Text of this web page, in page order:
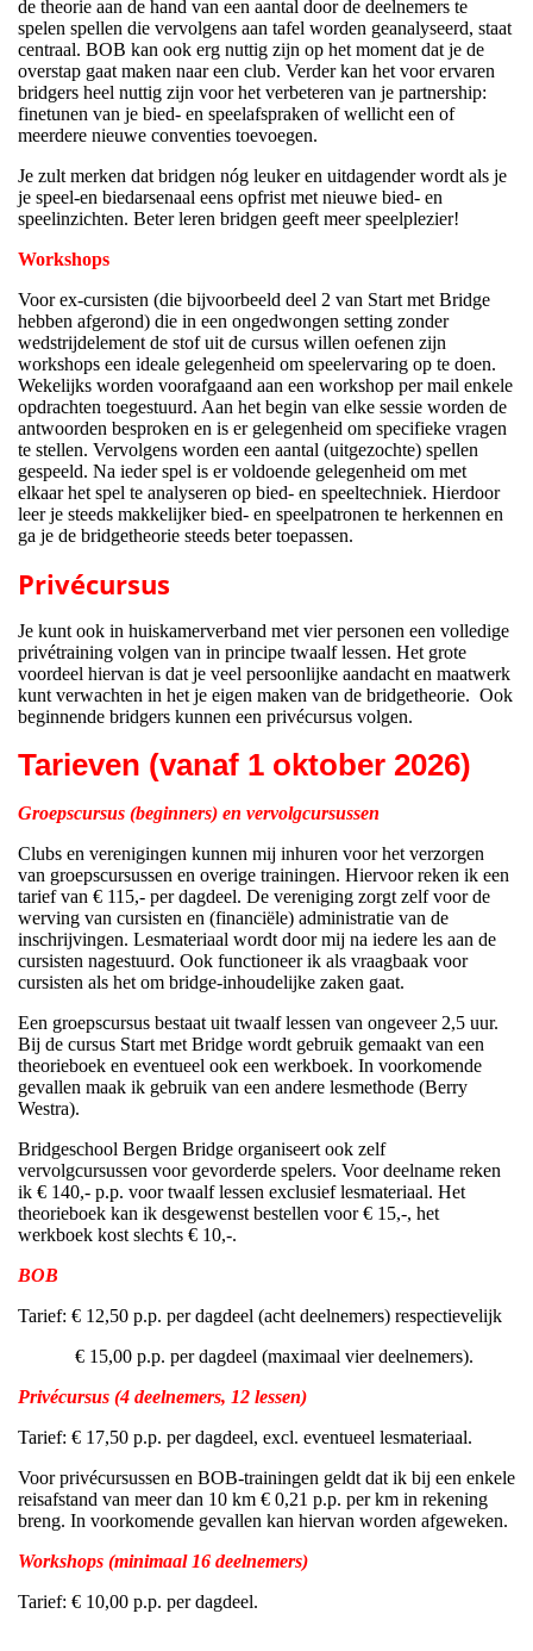
de theorie aan de hand van een aantal door de deelnemers te
spelen spellen die vervolgens aan tafel worden geanalyseerd, staat
centraal. BOB kan ook erg nuttig zijn op het moment dat je de
overstap gaat maken naar een club. Verder kan het voor ervaren
bridgers heel nuttig zijn voor het verbeteren van je partnership:
finetunen van je bied- en speelafspraken of wellicht een of
meerdere nieuwe conventies toevoegen.
Je zult merken dat bridgen nóg leuker en uitdagender wordt als je
je speel-en biedarsenaal eens opfrist met nieuwe bied- en
speelinzichten. Beter leren bridgen geeft meer speelplezier!
Workshops
Voor ex-cursisten (die bijvoorbeeld deel 2 van Start met Bridge
hebben afgerond) die in een ongedwongen setting zonder
wedstrijdelement de stof uit de cursus willen oefenen zijn
workshops een ideale gelegenheid om speelervaring op te doen.
Wekelijks worden voorafgaand aan een workshop per mail enkele
opdrachten toegestuurd. Aan het begin van elke sessie worden de
antwoorden besproken en is er gelegenheid om specifieke vragen
te stellen. Vervolgens worden een aantal (uitgezochte) spellen
gespeeld. Na ieder spel is er voldoende gelegenheid om met
elkaar het spel te analyseren op bied- en speeltechniek. Hierdoor
leer je steeds makkelijker bied- en speelpatronen te herkennen en
ga je de bridgetheorie steeds beter toepassen.
Privécursus
Je kunt ook in huiskamerverband met vier personen een volledige
privétraining volgen van in principe twaalf lessen. Het grote
voordeel hiervan is dat je veel persoonlijke aandacht en maatwerk
kunt verwachten in het je eigen maken van de bridgetheorie. Ook
beginnende bridgers kunnen een privécursus volgen.
Tarieven (vanaf 1 oktober 2026)
Groepscursus (beginners) en vervolgcursussen
Clubs en verenigingen kunnen mij inhuren voor het verzorgen
van groepscursussen en overige trainingen. Hiervoor reken ik een
tarief van € 115,- per dagdeel. De vereniging zorgt zelf voor de
werving van cursisten en (financiële) administratie van de
inschrijvingen. Lesmateriaal wordt door mij na iedere les aan de
cursisten nagestuurd. Ook functioneer ik als vraagbaak voor
cursisten als het om bridge-inhoudelijke zaken gaat.
Een groepscursus bestaat uit twaalf lessen van ongeveer 2,5 uur.
Bij de cursus Start met Bridge wordt gebruik gemaakt van een
theorieboek en eventueel ook een werkboek. In voorkomende
gevallen maak ik gebruik van een andere lesmethode (Berry
Westra).
Bridgeschool Bergen Bridge organiseert ook zelf
vervolgcursussen voor gevorderde spelers. Voor deelname reken
ik € 140,- p.p. voor twaalf lessen exclusief lesmateriaal. Het
theorieboek kan ik desgewenst bestellen voor € 15,-, het
werkboek kost slechts € 10,-.
BOB
Tarief: € 12,50 p.p. per dagdeel (acht deelnemers) respectievelijk
€ 15,00 p.p. per dagdeel (maximaal vier deelnemers).
Privécursus (4 deelnemers, 12 lessen)
Tarief: € 17,50 p.p. per dagdeel, excl. eventueel lesmateriaal.
Voor privécursussen en BOB-trainingen geldt dat ik bij een enkele
reisafstand van meer dan 10 km € 0,21 p.p. per km in rekening
breng. In voorkomende gevallen kan hiervan worden afgeweken.
Workshops (minimaal 16 deelnemers)
Tarief: € 10,00 p.p. per dagdeel.